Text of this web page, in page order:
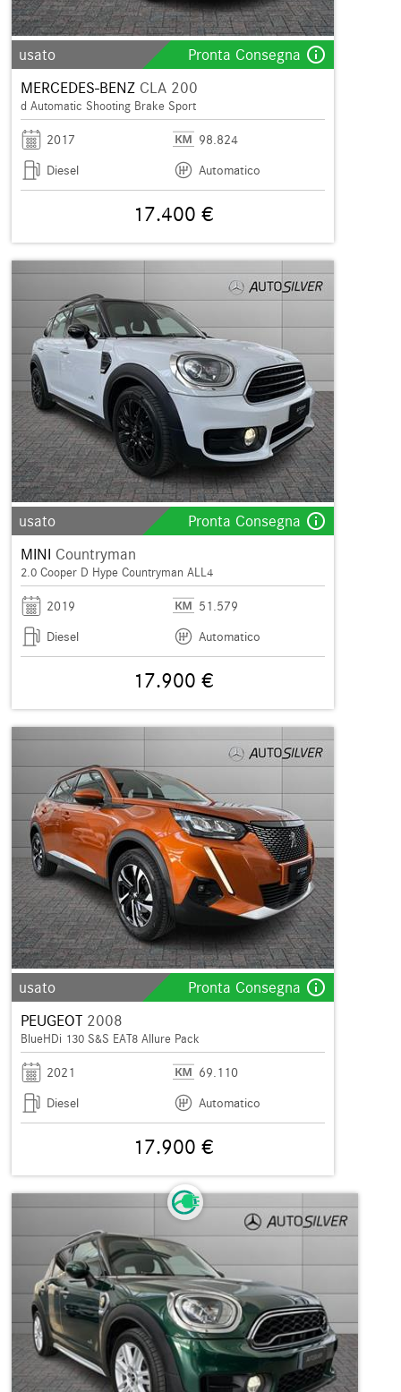
usato Pronta Consegna info_outline
MERCEDES-BENZ CLA 200
d Automatic Shooting Brake Sport
2017
98.824
Diesel
Automatico
17.400 €
usato Pronta Consegna info_outline
MINI Countryman
2.0 Cooper D Hype Countryman ALL4
2019
51.579
Diesel
Automatico
17.900 €
usato Pronta Consegna info_outline
PEUGEOT 2008
BlueHDi 130 S&S EAT8 Allure Pack
2021
69.110
Diesel
Automatico
17.900 €